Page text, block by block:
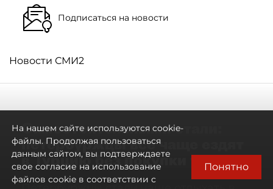
Подписаться на новости
Новости СМИ2
Самостоятельными стали:
петербуржцы всё чаще ездят
в Турцию без покупки туров
На нашем сайте используются cookie-
файлы. Продолжая пользоваться
данным сайтом, вы подтверждаете
свое согласие на использование
файлов cookie в соответствии с
Понятно